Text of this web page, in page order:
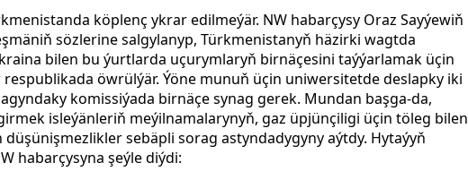
köplenç ykrar edilmeýär. NW habarçysy Oraz Sayýewiň
sözlerine salgylanyp, Türkmenistanyň häzirki wagtda
bilen bu ýurtlarda uçurymlaryň birnäçesini taýýarlamak üçin
öwrülýär. Ýöne munuň üçin uniwersitetde deslapky iki
komissiýada birnäçe synag gerek. Mundan başga-da,
isleýänleriň meýilnamalarynyň, gaz üpjünçiligi üçin töleg bilen
sebäpli sorag astyndadygyny aýtdy. Hytaýyň
habarçysyna şeýle diýdi: